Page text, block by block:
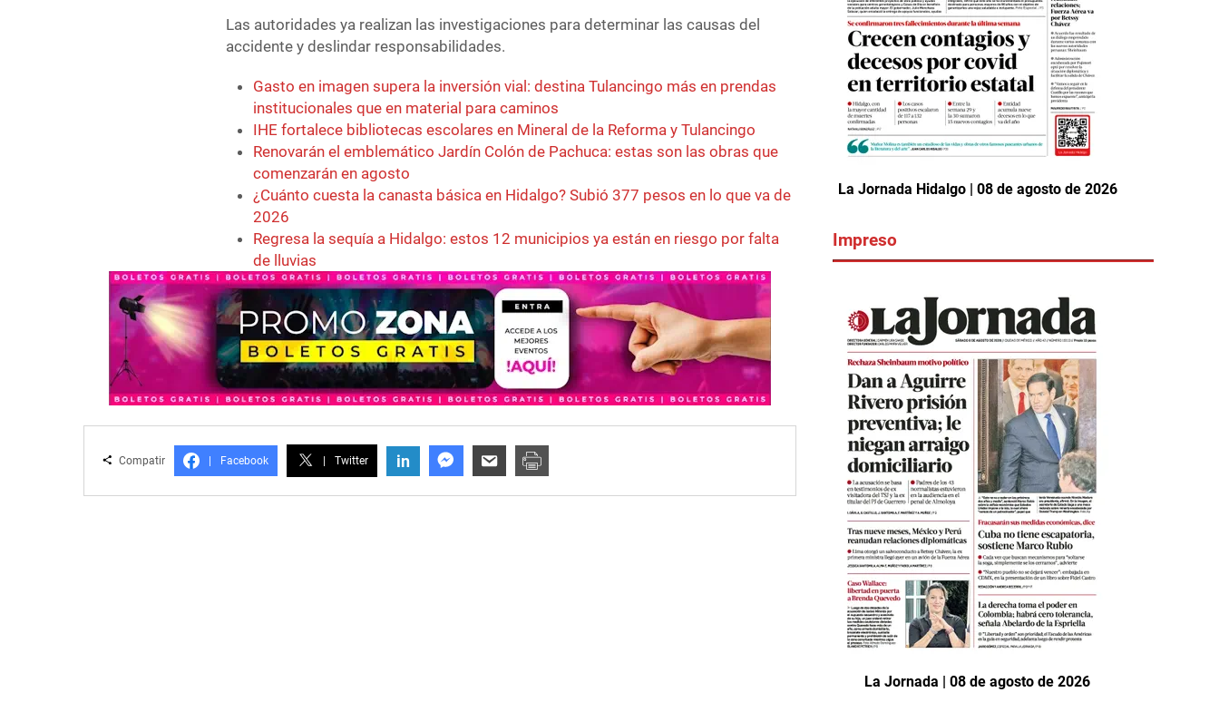
Las autoridades ya realizan las investigaciones para determinar las causas del
accidente y deslindar responsabilidades.
Gasto en imagen supera la inversión vial: destina Tulancingo más en prendas
institucionales que en material para caminos
IHE fortalece bibliotecas escolares en Mineral de la Reforma y Tulancingo
Renovarán el emblemático Jardín Colón de Pachuca: estas son las obras que
comenzarán en agosto
¿Cuánto cuesta la canasta básica en Hidalgo? Subió 377 pesos en lo que va de
2026
Regresa la sequía a Hidalgo: estos 12 municipios ya están en riesgo por falta
de lluvias
Compatir Facebook Twitter in
La Jornada Hidalgo | 08 de agosto de 2026
Impreso
La Jornada | 08 de agosto de 2026